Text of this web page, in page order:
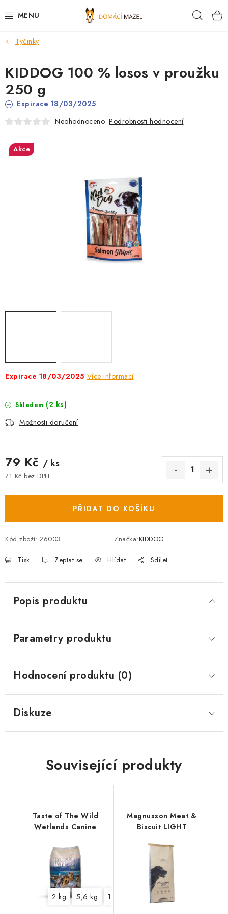
na
DOPORUČUJEME
VÝPRODEJ SKLADU
PSI
KOČKY
KONĚ
HODNOCENÍ OBCHODU
Kontakt Možnosti dopravy
Hodnocení obchodu
Obchodní podmínky
Zásady zpracování osobních údajů
Tyčinky
Expirace 18/03/2025 Více informací
Skladem (2 ks)
Možnosti doručení
79 Kč / ks
71 Kč bez DPH
PŘIDAT DO KOŠÍKU
Kód zboží: 26003 Značka:KIDDOG
Tisk Zeptat se Hlídat Sdílet
KIDDOG 100 % losos v proužku
250 g
Expirace 18/03/2025
Neohodnoceno Podrobnosti hodnocení
Akce
Popis produktu
Parametry produktu
Hodnocení produktu (0)
Diskuze
Související produkty
Taste of The Wild
Wetlands Canine
2 kg 5,6 kg 12,2 kg
Magnusson Meat &
Biscuit LIGHT